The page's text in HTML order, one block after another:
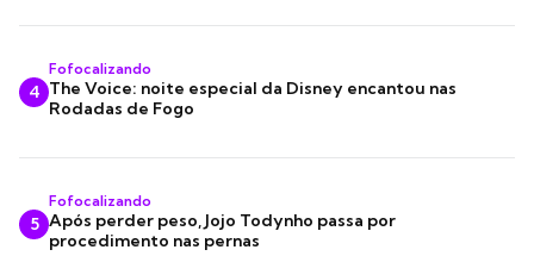
4
Fofocalizando
The Voice: noite especial da Disney encantou nas
Rodadas de Fogo
5
Fofocalizando
Após perder peso, Jojo Todynho passa por
procedimento nas pernas